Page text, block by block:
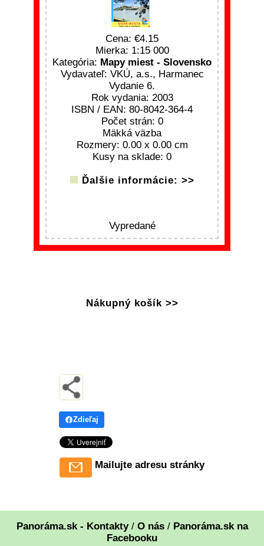
Cena:
4.15
Mierka: 1:15 000
Kategória: Mapy miest - Slovensko
Vydavateľ: VKÚ, a.s., Harmanec
Vydanie 6.
Rok vydania: 2003
ISBN / EAN: 80-8042-364-4
Počet strán: 0
Mäkká väzba
Rozmery: 0.00 x 0.00 cm
Kusy na sklade: 0
Ďalšie informácie: >>
Vypredané
Nákupný košík >>
Zdieľaj
Mailujte adresu stránky
Panoráma.sk - Kontakty/ O nás/ Panoráma.sk na
Facebooku